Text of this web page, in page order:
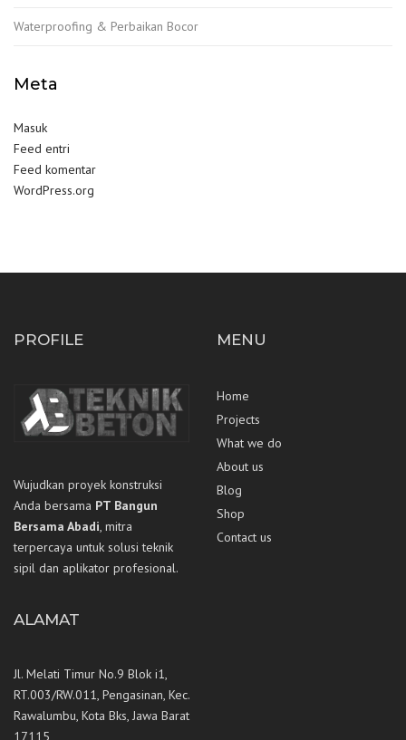
Waterproofing & Perbaikan Bocor
Meta
Masuk
Feed entri
Feed komentar
WordPress.org
PROFILE
Wujudkan proyek konstruksi
Anda bersama PT Bangun
Bersama Abadi, mitra
terpercaya untuk solusi teknik
sipil dan aplikator profesional.
MENU
Home
Projects
What we do
About us
Blog
Shop
Contact us
ALAMAT
Jl. Melati Timur No.9 Blok i1,
RT.003/RW.011, Pengasinan, Kec.
Rawalumbu, Kota Bks, Jawa Barat
17115